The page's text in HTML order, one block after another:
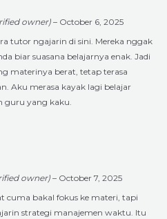
owner)– October 6, 2025
tutor ngajarin di sini. Mereka nggak
biar suasana belajarnya enak. Jadi
materinya berat, tetap terasa
Aku merasa kayak lagi belajar
guru yang kaku.
owner)– October 7, 2025
cuma bakal fokus ke materi, tapi
strategi manajemen waktu. Itu